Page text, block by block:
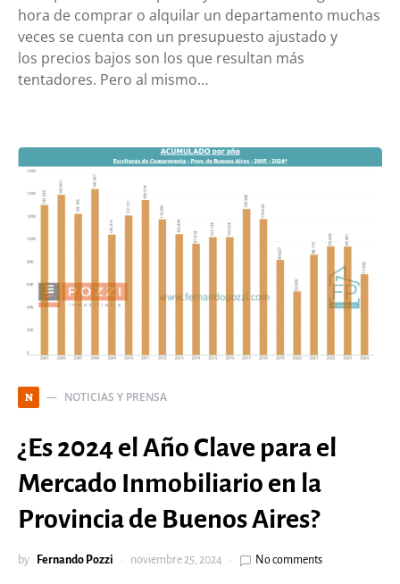
hora de comprar o alquilar un departamento muchas
veces se cuenta con un presupuesto ajustado y
los precios bajos son los que resultan más
tentadores. Pero al mismo…
N NOTICIAS Y PRENSA
¿Es 2024 el Año Clave para el
Mercado Inmobiliario en la
Provincia de Buenos Aires?
by Fernando Pozzi noviembre 25, 2024 No comments